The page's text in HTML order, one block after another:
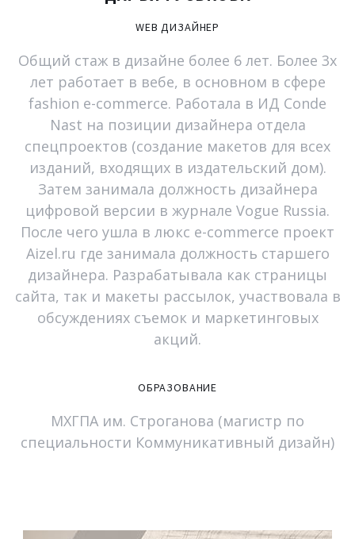
WEB ДИЗАЙНЕР
Общий стаж в дизайне более 6 лет. Более 3х
лет работает в вебе, в основном в сфере
fashion e-commerce. Работала в ИД Conde
Nast на позиции дизайнера отдела
спецпроектов (создание макетов для всех
изданий, входящих в издательский дом).
Затем занимала должность дизайнера
цифровой версии в журнале Vogue Russia.
После чего ушла в люкс e-commerce проект
Aizel.ru где занимала должность старшего
дизайнера. Разрабатывала как страницы
сайта, так и макеты рассылок, участвовала в
обсуждениях съемок и маркетинговых
акций.
ОБРАЗОВАНИЕ
МХГПА им. Строганова (магистр по
специальности Коммуникативный дизайн)